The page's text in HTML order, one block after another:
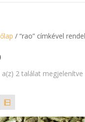
/ “rao” címkével
a(z) 2 találat megjelenítve